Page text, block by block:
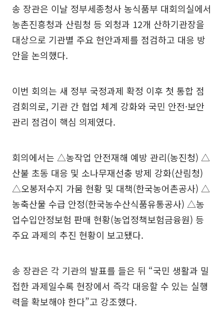
송 장관은 이날 정부세종청사 농식품부 대회의실에서
농촌진흥청과 산림청 등 외청과 12개 산하기관장을
대상으로 기관별 주요 현안과제를 점검하고 대응 방
안을 논의했다.
이번 회의는 새 정부 국정과제 확정 이후 첫 통합 점
검회의로, 기관 간 협업 체계 강화와 국민 안전·보안
관리 점검이 핵심 의제였다.
회의에서는 △농작업 안전재해 예방 관리(농진청) △
산불 초동 대응 및 소나무재선충 방제 강화(산림청)
△오봉저수지 가뭄 현황 및 대책(한국농어촌공사) △
농축산물 수급 안정(한국농수산식품유통공사) △농
업수입안정보험 판매 현황(농업정책보험금융원) 등
주요 과제의 추진 현황이 보고됐다.
송 장관은 각 기관의 발표를 들은 뒤 “국민 생활과 밀
접한 과제일수록 현장에서 즉각 대응할 수 있는 실행
력을 확보해야 한다”고 강조했다.